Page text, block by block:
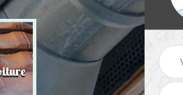
Couvreur zingueur 71